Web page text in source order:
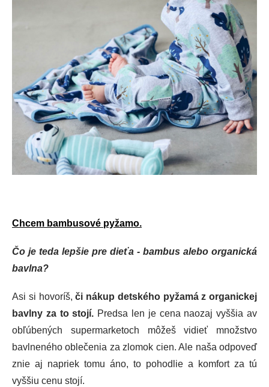
Chcem bambusové pyžamo.
Čo je teda lepšie pre dieťa - bambus alebo organická
bavlna?
Asi si hovoríš, či nákup detského pyžamá z organickej
bavlny za to stojí. Predsa len je cena naozaj vyššia av
obľúbených supermarketoch môžeš vidieť množstvo
bavlneného oblečenia za zlomok cien. Ale naša odpoveď
znie aj napriek tomu áno, to pohodlie a komfort za tú
vyššiu cenu stojí.